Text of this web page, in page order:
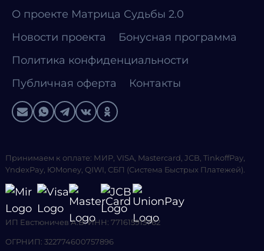
Принимаем к оплате: МИР, VISA, Mastercard, JCB, TinkoffPay,
YndexPay, ЮMoney, QIWI, СБП (Система Быстрых Платежей).
ИП Евстюничев А.В. ИНН: 771615913762
ОГРНИП: 322774600757896
О проекте Матрица Судьбы 2.0
Новости проекта
Бонусная программа
Политика конфиденциальности
Публичная оферта
Контакты